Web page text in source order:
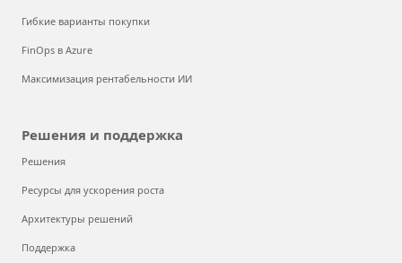
Гибкие варианты покупки
FinOps в Azure
Максимизация рентабельности ИИ
Решения и поддержка
Решения
Ресурсы для ускорения роста
Архитектуры решений
Поддержка